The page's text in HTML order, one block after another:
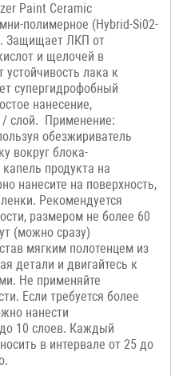
Paint Ceramic
полимерное (Hybrid-Si02-
Защищает ЛКП от
и щелочей в
лака к
супергидрофобный
нанесение,
слой. Применение:
обезжириватель
вокруг блока-
продукта на
нанесите на поверхность,
Рекомендуется
размером не более 60
(можно сразу)
мягким полотенцем из
детали и двигайтесь к
Не применяйте
Если требуется более
нанести
10 слоев. Каждый
в интервале от 25 до